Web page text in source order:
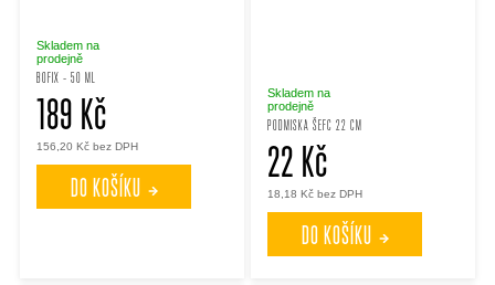
t
ů
BOFIX - 50 ML
Skladem na
prodejně
156,20 Kč bez DPH
189 Kč
DO KOŠÍKU
PODMISKA ŠEFC 22 CM
Skladem na
prodejně
18,18 Kč bez DPH
22 Kč
DO KOŠÍKU